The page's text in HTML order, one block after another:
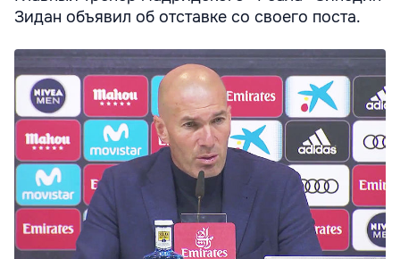
Зидан объявил об отставке со своего поста.